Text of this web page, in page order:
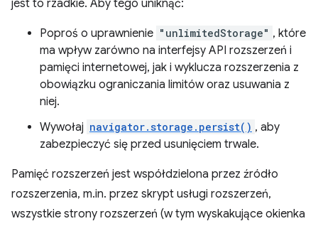
jest to rzadkie. Aby tego uniknąć:
Poproś o uprawnienie "unlimitedStorage" , które
ma wpływ zarówno na interfejsy API rozszerzeń i
pamięci internetowej, jak i wyklucza rozszerzenia z
obowiązku ograniczania limitów oraz usuwania z
niej.
Wywołaj navigator.storage.persist() , aby
zabezpieczyć się przed usunięciem trwale.
Pamięć rozszerzeń jest współdzielona przez źródło
rozszerzenia, m.in. przez skrypt usługi rozszerzeń,
wszystkie strony rozszerzeń (w tym wyskakujące okienka